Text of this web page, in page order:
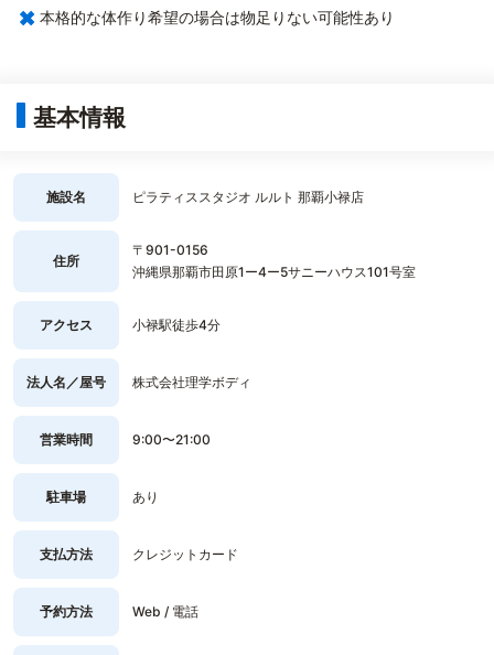
× 本格的な体作り希望の場合は物足りない可能性あり
基本情報
施設名 ピラティススタジオ ルルト 那覇小禄店
住所
〒901-0156
沖縄県那覇市田原1ー4ー5サニーハウス101号室
アクセス 小禄駅徒歩4分
法人名／屋号 株式会社理学ボディ
営業時間 9:00〜21:00
駐車場 あり
支払方法 クレジットカード
予約方法 Web / 電話